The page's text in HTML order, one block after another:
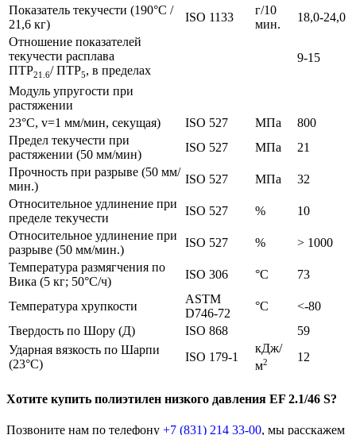
Показатель текучести (190°C /
21,6 кг)
ISO 1133
г/10
мин.
18,0-24,0
Отношение показателей
текучести расплава
ПТР21.6/ ПТР5, в пределах
9-15
Модуль упругости при
растяжении
23°C, v=1 мм/мин, секущая)
ISO 527 МПа
800
Предел текучести при
растяжении (50 мм/мин)
ISO 527 МПа
21
Прочность при разрыве (50 мм/
мин.)
ISO 527 МПа
32
Относительное удлинение при
пределе текучести
ISO 527 %
10
Относительное удлинение при
разрыве (50 мм/мин.)
ISO 527 %
> 1000
Температура размягчения по
Вика (5 кг; 50°C/ч)
ISO 306 °C 73
Температура хрупкости
ASTM
D746-72
°C
<-80
Твердость по Шору (Д)
ISO 868
59
Ударная вязкость по Шарпи
(23°C)
ISO 179-1
кДж/
м2 12
Хотите купить полиэтилен низкого давления EF 2.1/46 S?
Позвоните нам по телефону +7 (831) 214 33-00, мы расскажем